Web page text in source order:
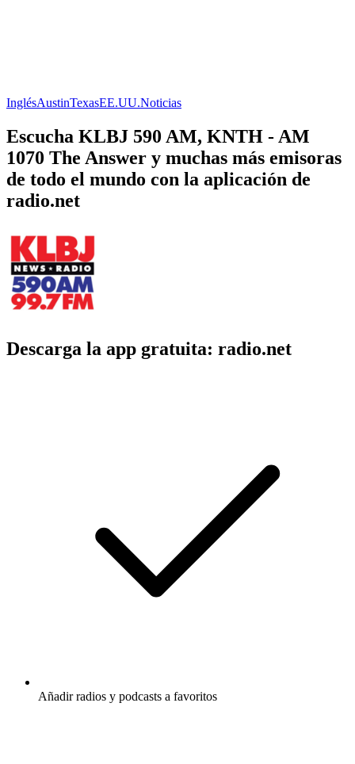
InglésAustinTexasEE.UU.Noticias
Escucha KLBJ 590 AM, KNTH - AM
1070 The Answer y muchas más emisoras
de todo el mundo con la aplicación de
radio.net
Descarga la app gratuita: radio.net
Añadir radios y podcasts a favoritos